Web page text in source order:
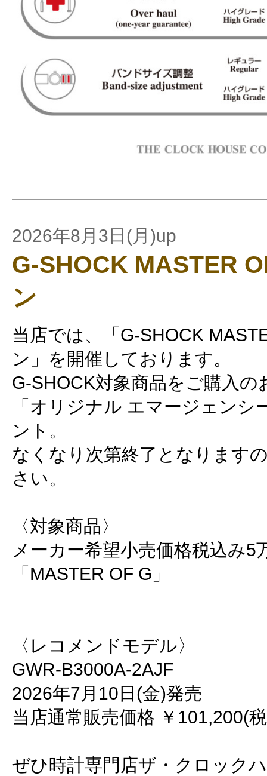
2026年8月3日(月)up
G-SHOCK MASTER
ン
当店では、「G-SHOCK
ン」を開催しております。
G-SHOCK対象商品をご購入の
「オリジナル エマージェンシ
ント。
なくなり次第終了となります
さい。
〈対象商品〉
メーカー希望小売価格税込み5
「MASTER OF G」
〈レコメンドモデル〉
GWR-B3000A-2AJF
2026年7月10日(金)発売
当店通常販売価格 ￥101,200(
ぜひ時計専門店ザ・クロック